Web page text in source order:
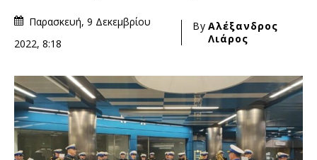
Παρασκευή, 9 Δεκεμβρίου
2022, 8:18
By Αλέξανδρος
Λιάρος